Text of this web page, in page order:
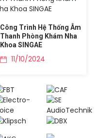
Công Trình Hệ Thống Âm
Thanh Phòng Khám Nha
Khoa SINGAE
11/10/2024